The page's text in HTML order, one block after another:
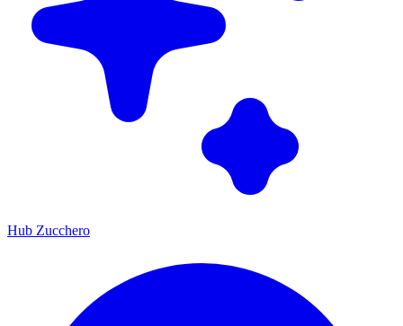
Hub Zucchero